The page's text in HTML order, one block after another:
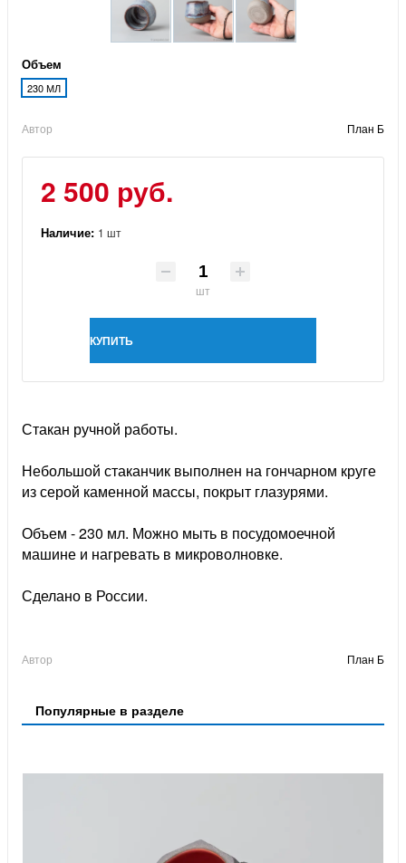
Объем
230 МЛ
Автор План Б
2 500 руб.
Наличие: 1 шт
шт
КУПИТЬ
Стакан ручной работы.
Небольшой стаканчик выполнен на гончарном круге
из серой каменной массы, покрыт глазурями.
Объем - 230 мл. Можно мыть в посудомоечной
машине и нагревать в микроволновке.
Сделано в России.
Автор План Б
Популярные в разделе